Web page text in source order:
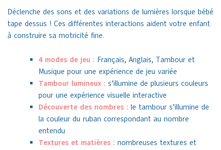
Déclenche des sons et des variations de lumières lorsque bébé
tape dessus ! Ces différentes interactions aident votre enfant
à construire sa motricité fine.
4 modes de jeu : Français, Anglais, Tambour et
Musique pour une expérience de jeu variée
Tambour lumineux : s’illumine de plusieurs couleurs
pour une expérience visuelle interactive
Découverte des nombres : le tambour s’illumine de
la couleur du ruban correspondant au nombre
entendu
Textures et matières : nombreuses textures et